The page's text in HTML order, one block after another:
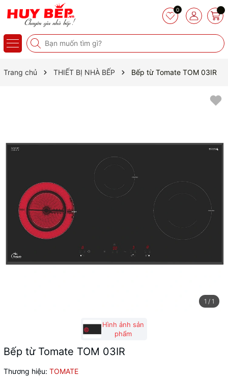
0
Trang chủ THIẾT BỊ NHÀ BẾP Bếp từ Tomate TOM 03IR
1 / 1
Hình ảnh sản
phẩm
Bếp từ Tomate TOM 03IR
Thương hiệu: TOMATE